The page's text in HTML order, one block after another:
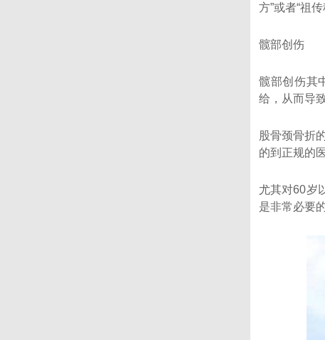
方”或者“祖传
髋部创伤
髋部创伤其
给，从而导
股骨颈骨折
的到正规的
尤其对60岁
是非常必要